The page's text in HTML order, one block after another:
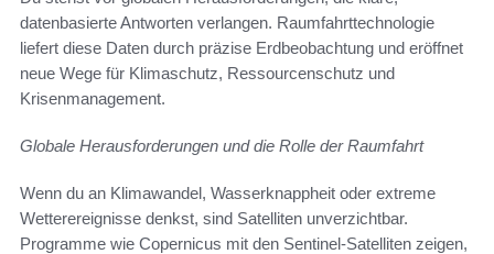
datenbasierte Antworten verlangen. Raumfahrttechnologie
liefert diese Daten durch präzise Erdbeobachtung und eröffnet
neue Wege für Klimaschutz, Ressourcenschutz und
Krisenmanagement.
Globale Herausforderungen und die Rolle der Raumfahrt
Wenn du an Klimawandel, Wasserknappheit oder extreme
Wetterereignisse denkst, sind Satelliten unverzichtbar.
Programme wie Copernicus mit den Sentinel-Satelliten zeigen,